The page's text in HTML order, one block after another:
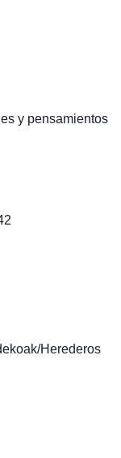
y pensamientos
Herederos